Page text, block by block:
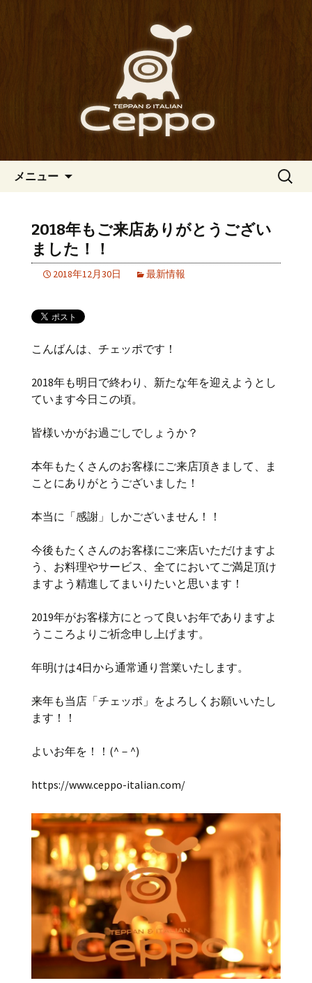
南船場・心斎橋のイタリアン
「Ceppo（チェッポ）」の公式
イタリアン「Ceppo（チェッポ）」。
さまざまなパスタや讃岐オリーブ牛の
ステーキのほか、バルメニューも豊富
にご用意。デートにも一人飲みのお客
様にもぴったりです。
メニュー
検
2018年もご来店ありがとうござい
ました！！
2018年12月30日 最新情報
こんばんは、チェッポです！
2018年も明日で終わり、新たな年を迎えようとし
ています今日この頃。
皆様いかがお過ごしでしょうか？
本年もたくさんのお客様にご来店頂きまして、ま
ことにありがとうございました！
本当に「感謝」しかございません！！
今後もたくさんのお客様にご来店いただけますよ
う、お料理やサービス、全てにおいてご満足頂け
ますよう精進してまいりたいと思います！
2019年がお客様方にとって良いお年でありますよ
うこころよりご祈念申し上げます。
年明けは4日から通常通り営業いたします。
来年も当店「チェッポ」をよろしくお願いいたし
ます！！
よいお年を！！(^－^)
https://www.ceppo-italian.com/